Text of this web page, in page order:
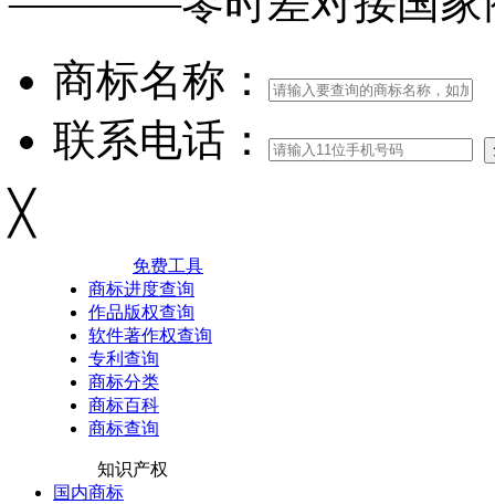
商标名称：
联系电话：
╳
免费工具
商标进度查询
作品版权查询
软件著作权查询
专利查询
商标分类
商标百科
商标查询
知识产权
国内商标